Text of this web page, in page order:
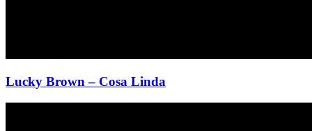
Lucky Brown– Cosa Linda